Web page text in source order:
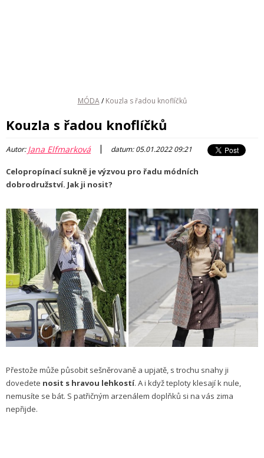
MÓDA / Kouzla s řadou knoflíčků
Kouzla s řadou knoflíčků
Autor:Jana Elfmarková | datum: 05.01.2022 09:21
Celopropínací sukně je výzvou pro řadu módních
dobrodružství. Jak ji nosit?
Přestože může působit sešněrovaně a upjatě, s trochu snahy ji
dovedete nosit s hravou lehkostí. A i když teploty klesají k nule,
nemusíte se bát. S patřičným arzenálem doplňků si na vás zima
nepřijde.